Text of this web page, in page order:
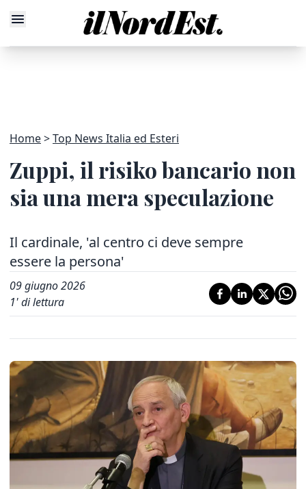
Home Top News Italia ed Esteri
Zuppi, il risiko bancario non
sia una mera speculazione
Il cardinale, 'al centro ci deve sempre
essere la persona'
09 giugno 2026
1' di lettura